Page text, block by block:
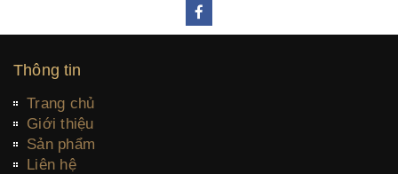
Thông tin
Trang chủ
Giới thiệu
Sản phẩm
Liên hệ